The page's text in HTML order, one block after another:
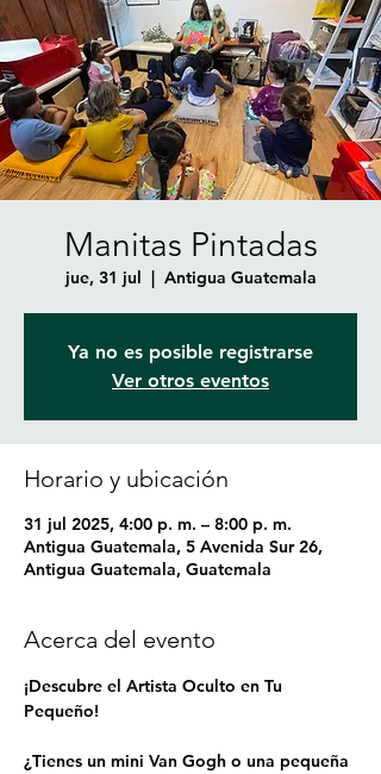
Manitas Pintadas
jue, 31 jul
  |
Antigua Guatemala
Ya no es posible registrarse
Ver otros eventos
Horario y ubicación
31 jul 2025, 4:00 p. m. – 8:00 p. m.
Antigua Guatemala, 5 Avenida Sur 26,
Antigua Guatemala, Guatemala
Acerca del evento
¡Descubre el Artista Oculto en Tu
Pequeño!
¿Tienes un mini Van Gogh o una pequeña